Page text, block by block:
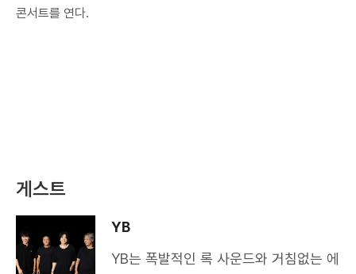
콘서트를 연다.
게스트
YB
YB는 폭발적인 록 사운드와 거침없는 에